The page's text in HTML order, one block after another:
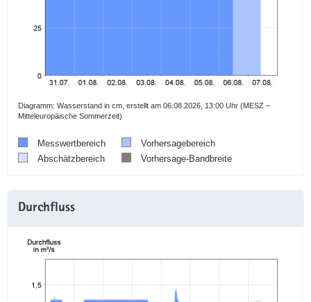
Diagramm: Wasserstand in cm, erstellt am 06.08.2026, 13:00 Uhr (MESZ –
Mitteleuropäische Sommerzeit)
Messwertbereich
Vorhersagebereich
Abschätzbereich
Vorhersage-Bandbreite
Durchfluss